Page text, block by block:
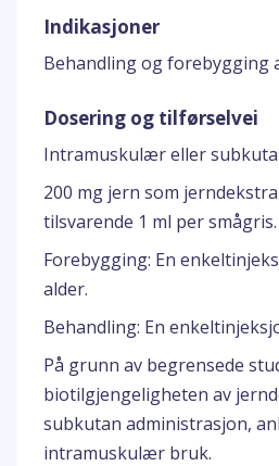
Indikasjoner
Behandling og forebygging
Dosering og tilførselvei
Intramuskulær eller
200 mg jern som
tilsvarende 1 ml per smågris.
Forebygging: En
alder.
Behandling: En
På grunn av begrensede
biotilgjengeligheten av
subkutan administrasjon,
intramuskulær bruk.